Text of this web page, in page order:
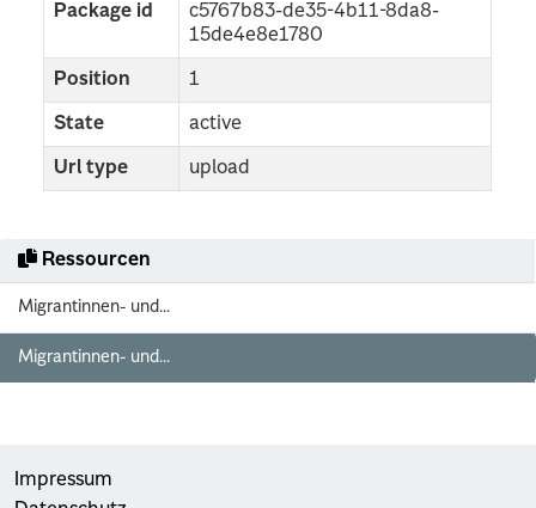
Ressourcen
Migrantinnen- und...
Migrantinnen- und...
Package id
c5767b83-de35-4b11-8da8-
15de4e8e1780
Position 1
State active
Url type upload
Impressum